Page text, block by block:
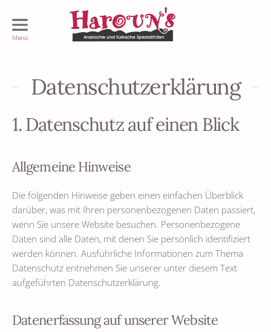
Darmstadt
Menü
Datenschutzerklärung
1. Datenschutz auf einen Blick
Allgemeine Hinweise
Die folgenden Hinweise geben einen einfachen Überblick
darüber, was mit Ihren personenbezogenen Daten passiert,
wenn Sie unsere Website besuchen. Personenbezogene
Daten sind alle Daten, mit denen Sie persönlich identifiziert
werden können. Ausführliche Informationen zum Thema
Datenschutz entnehmen Sie unserer unter diesem Text
aufgeführten Datenschutzerklärung.
Datenerfassung auf unserer Website